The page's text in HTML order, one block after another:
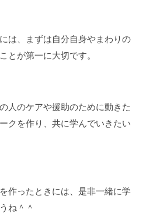
は、まずは自分自身やまわりの
とが第一に大切です。
人のケアや援助のために動きた
クを作り、共に学んでいきたい
作ったときには、是非一緒に学
ね＾＾